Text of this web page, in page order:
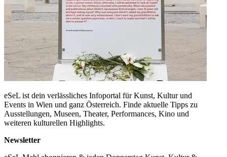
eSeL ist dein verlässliches Infoportal für Kunst, Kultur und
Events in Wien und ganz Österreich. Finde aktuelle Tipps zu
Ausstellungen, Museen, Theater, Performances, Kino und
weiteren kulturellen Highlights.
Newsletter